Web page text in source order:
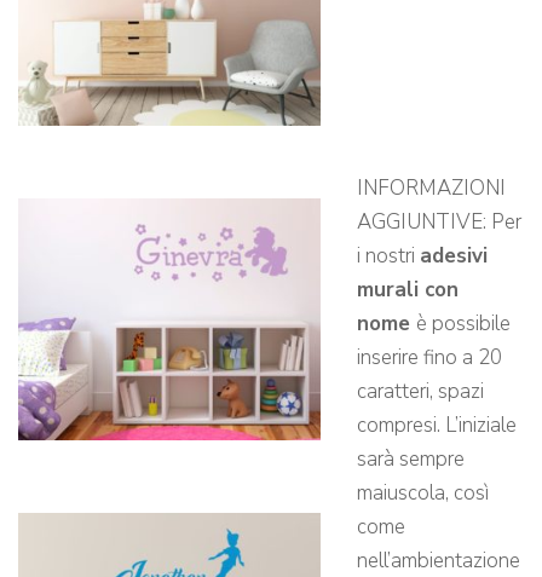
INFORMAZIONI
AGGIUNTIVE: Per
i nostri adesivi
murali con
nome è possibile
inserire fino a 20
caratteri, spazi
compresi. L’iniziale
sarà sempre
maiuscola, così
come
nell’ambientazione